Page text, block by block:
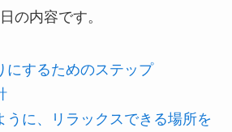
の内容です。
にするためのステップ
うに、リラックスできる場所を